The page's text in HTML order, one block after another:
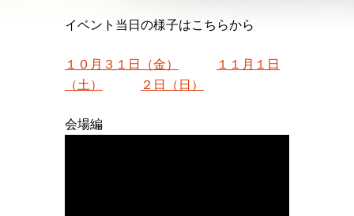
イベント当日の様子はこちらから
１０月３１日（金）
１１月１日
（土）
２日（日）
会場編